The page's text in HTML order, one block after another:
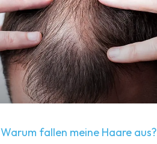
Warum fallen meine Haare aus?